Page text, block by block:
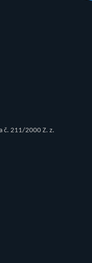
č. 211/2000 Z. z.